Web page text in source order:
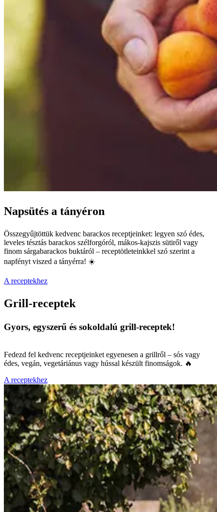
Napsütés a tányéron
Összegyűjtöttük kedvenc barackos receptjeinket: legyen szó édes,
leveles tésztás barackos szélforgóról, mákos-kajszis sütiről vagy
finom sárgabarackos buktáról – receptötleteinkkel szó szerint a
napfényt viszed a tányérra! ☀️
A receptekhez
Grill-receptek
Gyors, egyszerű és sokoldalú grill-receptek!
Fedezd fel kedvenc receptjeinket egyenesen a grillről – sós vagy
édes, vegán, vegetáriánus vagy hússal készült finomságok. 🔥
A receptekhez